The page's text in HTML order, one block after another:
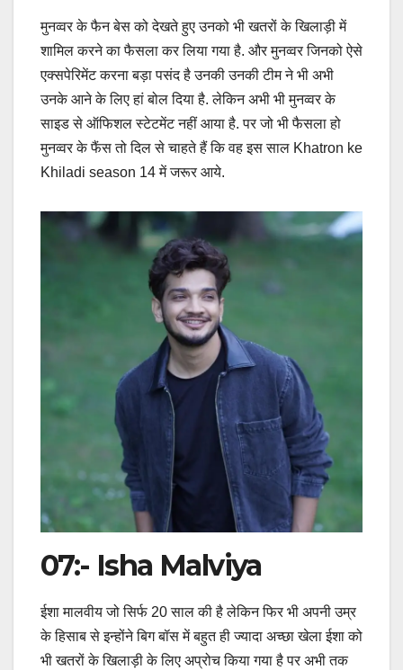
मुनव्वर के फैन बेस को देखते हुए उनको भी खतरों के खिलाड़ी में
शामिल करने का फैसला कर लिया गया है. और मुनव्वर जिनको ऐसे
एक्सपेरिमेंट करना बड़ा पसंद है उनकी उनकी टीम ने भी अभी
उनके आने के लिए हां बोल दिया है. लेकिन अभी भी मुनव्वर के
साइड से ऑफिशल स्टेटमेंट नहीं आया है. पर जो भी फैसला हो
मुनव्वर के फैंस तो दिल से चाहते हैं कि वह इस साल Khatron ke
Khiladi season 14 में जरूर आये.
07:- Isha Malviya
ईशा मालवीय जो सिर्फ 20 साल की है लेकिन फिर भी अपनी उम्र
के हिसाब से इन्होंने बिग बॉस में बहुत ही ज्यादा अच्छा खेला ईशा को
भी खतरों के खिलाड़ी के लिए अप्रोच किया गया है पर अभी तक